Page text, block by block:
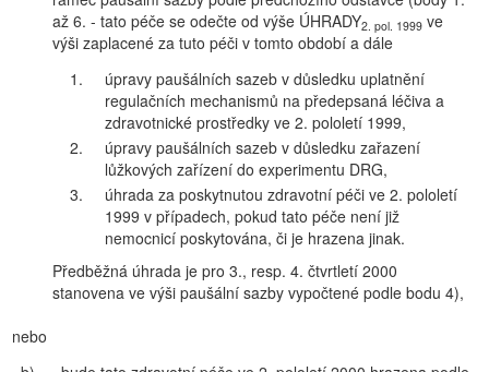
až 6. - tato péče se odečte od výše ÚHRADY2. pol. 1999 ve
výši zaplacené za tuto péči v tomto období a dále
1.
úpravy paušálních sazeb v důsledku uplatnění
regulačních mechanismů na předepsaná léčiva a
zdravotnické prostředky ve 2. pololetí 1999,
2.
úpravy paušálních sazeb v důsledku zařazení
lůžkových zařízení do experimentu DRG,
3.
úhrada za poskytnutou zdravotní péči ve 2. pololetí
1999 v případech, pokud tato péče není již
nemocnicí poskytována, či je hrazena jinak.
Předběžná úhrada je pro 3., resp. 4. čtvrtletí 2000
stanovena ve výši paušální sazby vypočtené podle bodu 4),
nebo